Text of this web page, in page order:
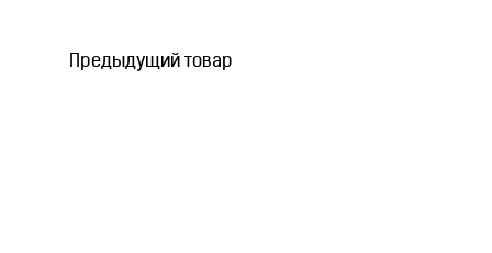
Предыдущий товар